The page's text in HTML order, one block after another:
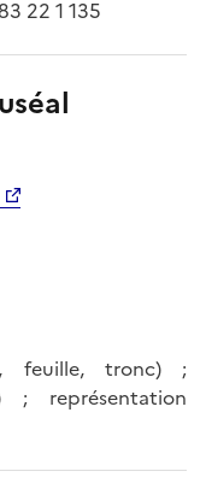
22 1 135
feuille, tronc) ;
; représentation